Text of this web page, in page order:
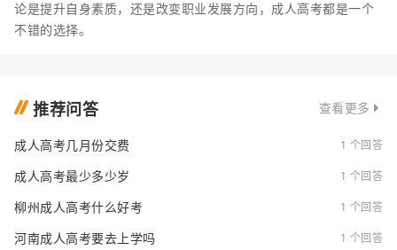
论是提升自身素质，还是改变职业发展方向，成人高考都是一个
不错的选择。
推荐问答 查看更多
成人高考几月份交费 1 个回答
成人高考最少多少岁 1 个回答
柳州成人高考什么好考 1 个回答
河南成人高考要去上学吗 1 个回答